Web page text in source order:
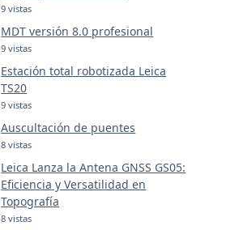
9 vistas
MDT versión 8.0 profesional
9 vistas
Estación total robotizada Leica
TS20
9 vistas
Auscultación de puentes
8 vistas
Leica Lanza la Antena GNSS GS05:
Eficiencia y Versatilidad en
Topografía
8 vistas